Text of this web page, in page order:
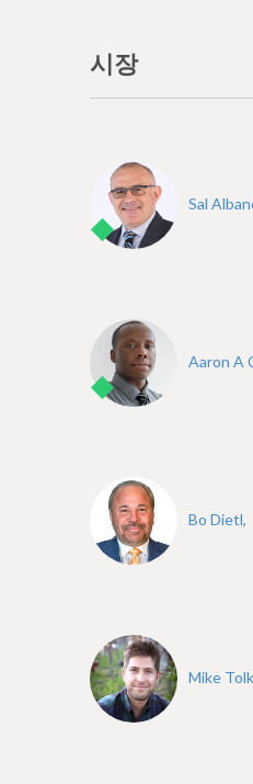
e
r
시장
Sal
Aaron A
Bo Dietl,
Mike